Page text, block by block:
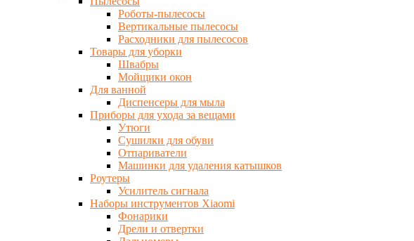
Роботы-пылесосы
Вертикальные пылесосы
Расходники для пылесосов
Товары для уборки
Швабры
Мойщики окон
Для ванной
Диспенсеры для мыла
Приборы для ухода за вещами
Утюги
Сушилки для обуви
Отпариватели
Машинки для удаления катышков
Роутеры
Усилитель сигнала
Наборы инструментов Xiaomi
Фонарики
Дрели и отвертки